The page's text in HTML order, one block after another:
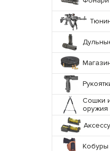
Сошки
оружия
Кобуры